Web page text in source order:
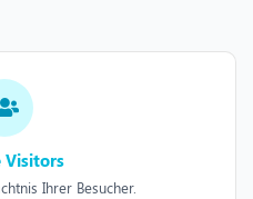
Visitors
Ihrer Besucher.